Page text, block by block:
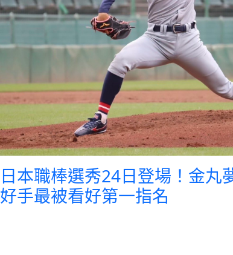
日本職棒選秀24日登場！金丸
好手最被看好第一指名